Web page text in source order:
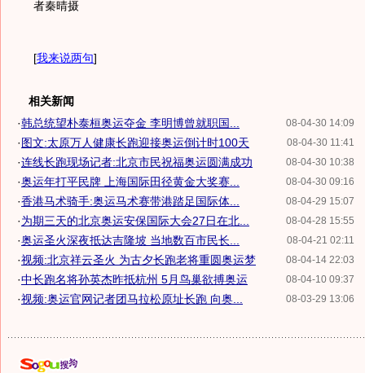
者秦晴摄
[我来说两句]
相关新闻
08-04-30 14:09
·韩总统望朴泰桓奥运夺金 李明博曾就职国...
08-04-30 11:41
·图文:太原万人健康长跑迎接奥运倒计时100天
08-04-30 10:38
·连线长跑现场记者:北京市民祝福奥运圆满成功
08-04-30 09:16
·奥运年打平民牌 上海国际田径黄金大奖赛...
08-04-29 15:07
·香港马术骑手:奥运马术赛带港踏足国际体...
08-04-28 15:55
·为期三天的北京奥运安保国际大会27日在北...
08-04-21 02:11
·奥运圣火深夜抵达吉隆坡 当地数百市民长...
08-04-14 22:03
·视频:北京祥云圣火 为古夕长跑老将重圆奥运梦
08-04-10 09:37
·中长跑名将孙英杰昨抵杭州 5月鸟巢欲搏奥运
08-03-29 13:06
·视频:奥运官网记者团马拉松原址长跑 向奥...